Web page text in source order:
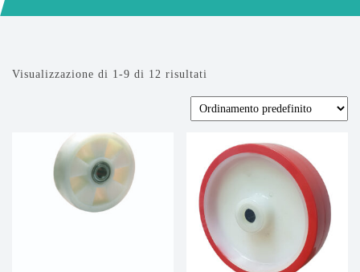
Visualizzazione di 1-9 di 12 risultati